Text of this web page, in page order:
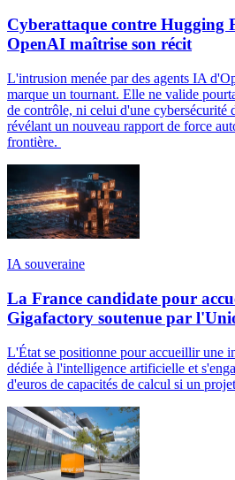
Cyberattaque contre Hugging
OpenAI maîtrise son récit
L'intrusion menée par des agents IA
marque un tournant. Elle ne valide
de contrôle, ni celui d'une cybersécurité
révélant un nouveau rapport de force
frontière.
IA souveraine
La France candidate pour
Gigafactory soutenue par
L'État se positionne pour accueillir une
dédiée à l'intelligence artificielle et
d'euros de capacités de calcul si un